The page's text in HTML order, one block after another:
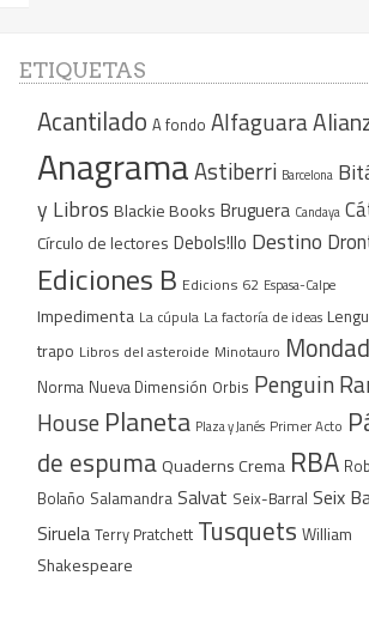
ETIQUETAS
Acantilado A fondo Alfaguara
AnagramaAstiberri Barcelona
y Libros Blackie Books Bruguera Candaya
Círculo de lectores Debols!llo Destino
Ediciones B Edicions 62 Espasa-Calpe
Impedimenta La cúpula La factoría de ideas
trapo Libros del asteroide Minotauro
Norma Nueva Dimensión Orbis Penguin
House Planeta Plaza y Janés Primer Acto
de espumaQuaderns Crema RBA
Bolaño Salamandra Salvat Seix-Barral Seix
Siruela Terry Pratchett Tusquets William
Shakespeare